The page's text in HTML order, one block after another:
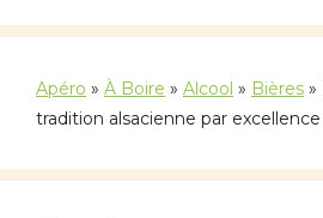
Apéro » À Boire » Alcool » Bières »
tradition alsacienne par excellence